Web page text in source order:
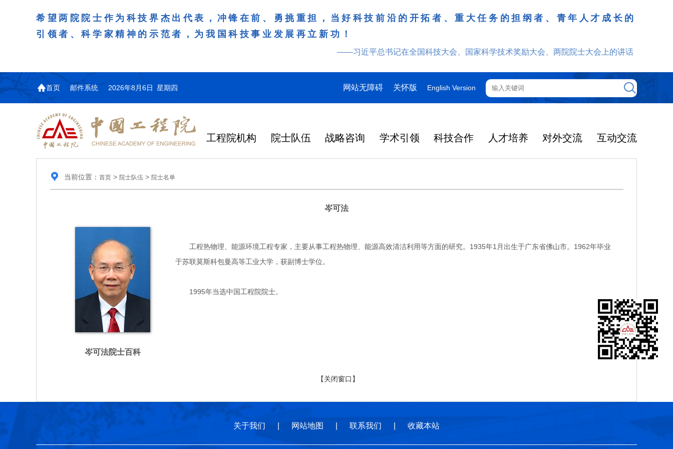
希望两院院士作为科技界杰出代表，冲锋在前、勇挑重担，当好科技前沿的开拓者、重大任务的担纲者、青年人才成长的
引领者、科学家精神的示范者，为我国科技事业发展再立新功！
——习近平总书记在全国科技大会、国家科学技术奖励大会、两院院士大会上的讲话
首页 邮件系统 2026年8月6日 星期四 网站无障碍 关怀版 English Version
工程院机构 院士队伍 战略咨询 学术引领 科技合作 人才培养 对外交流 互动交流
当前位置： 首页> 院士队伍 > 院士名单
岑可法
岑可法院士百科
工程热物理、能源环境工程专家，主要从事工程热物理、能源高效清洁利用等方面的研究。1935年1月出生于广东省佛山市。1962年毕业
于苏联莫斯科包曼高等工业大学，获副博士学位。
1995年当选中国工程院院士。
【关闭窗口】
关于我们 网站地图 联系我们 收藏本站